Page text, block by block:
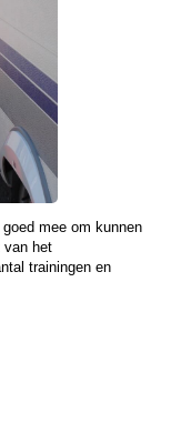
mee om kunnen
van het
trainingen en